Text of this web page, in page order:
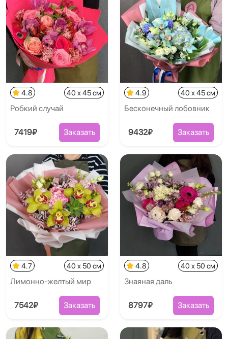
4.8 40 x 45 см
Робкий случай
7419₽ Заказать
4.9 40 x 45 см
Бесконечный лобовник
9432₽ Заказать
4.7 40 x 50 см
Лимонно-желтый мир
7542₽ Заказать
4.8 40 x 50 см
Знаяная даль
8797₽ Заказать